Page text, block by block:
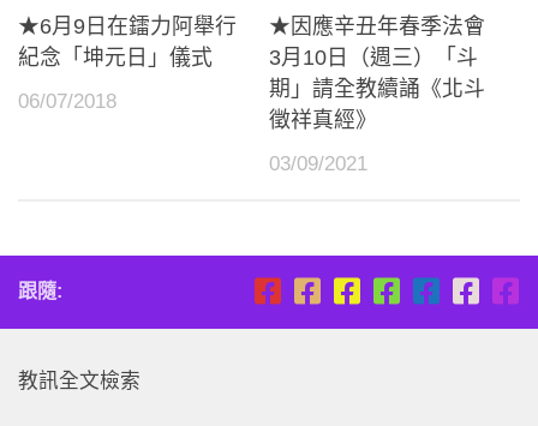
★6月9日在鐳力阿舉行
紀念「坤元日」儀式
06/07/2018
★因應辛丑年春季法會
3月10日（週三）「斗
期」請全教續誦《北斗
徵祥真經》
03/09/2021
跟隨:
教訊全文檢索